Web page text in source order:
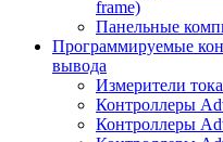
frame)
Панельные
Программируемые
вывода
Измерители
Контроллеры
Контроллеры